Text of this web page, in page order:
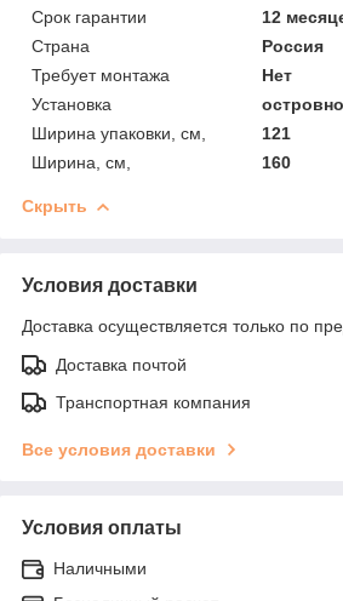
Срок гарантии
12
Страна
Россия
Требует монтажа
Нет
Установка
Ширина упаковки, см,
121
Ширина, см,
160
Скрыть
Условия доставки
Доставка осуществляется только по
Доставка почтой
Транспортная компания
Все условия доставки
Условия оплаты
Наличными